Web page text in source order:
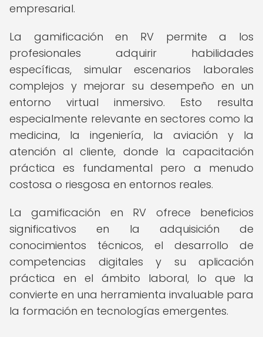
empresarial.
La gamificación en RV permite a los
profesionales adquirir habilidades
específicas, simular escenarios laborales
complejos y mejorar su desempeño en un
entorno virtual inmersivo. Esto resulta
especialmente relevante en sectores como la
medicina, la ingeniería, la aviación y la
atención al cliente, donde la capacitación
práctica es fundamental pero a menudo
costosa o riesgosa en entornos reales.
La gamificación en RV ofrece beneficios
significativos en la adquisición de
conocimientos técnicos, el desarrollo de
competencias digitales y su aplicación
práctica en el ámbito laboral, lo que la
convierte en una herramienta invaluable para
la formación en tecnologías emergentes.